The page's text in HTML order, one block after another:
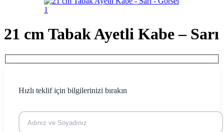
21 cm Tabak Ayetli Kabe – Sarı
Hızlı teklif için bilgilerinizi bırakın